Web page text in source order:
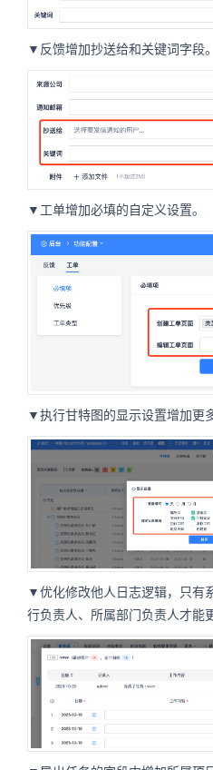
▼反馈增加抄送给和关键词字段。
▼工单增加必填的自定义设置。
▼执行甘特图的显示设置增加更
▼优化修改他人日志逻辑，只有
行负责人、所属部门负责人才能